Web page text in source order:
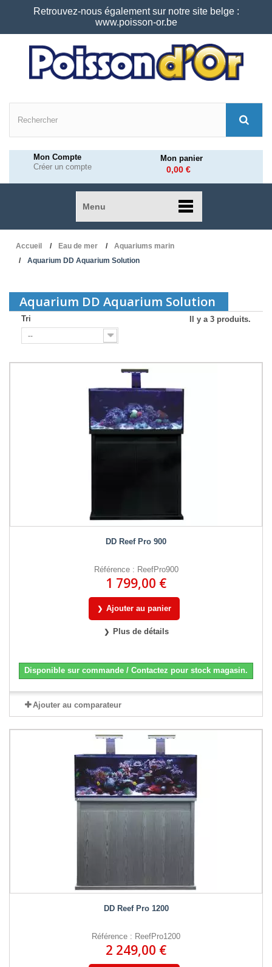
Retrouvez-nous également sur notre site belge :
www.poisson-or.be
Mon Compte
Créer un compte
Mon panier
0,00 €
Menu
Accueil Eau de mer
Aquariums marin
Aquarium DD Aquarium Solution
Aquarium DD Aquarium Solution
Tri
--
Il y a 3 produits.
DD Reef Pro 900
Référence : ReefPro900
1 799,00 €
Ajouter au panier
Plus de détails
Disponible sur commande / Contactez pour stock magasin.
Ajouter au comparateur
DD Reef Pro 1200
Référence : ReefPro1200
2 249,00 €